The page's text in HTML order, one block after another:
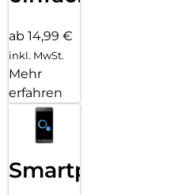
ab 14,99 €
inkl. MwSt.
Mehr
erfahren
Smartphone